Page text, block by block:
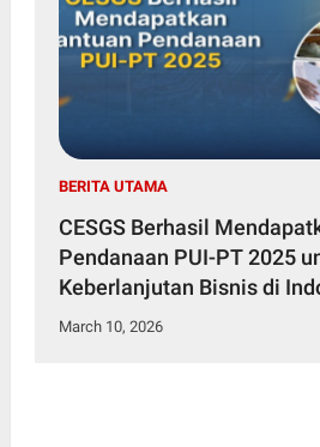
BERITA UTAMA
CESGS Berhasil
Pendanaan PUI-PT 2025
Keberlanjutan Bisnis di
March 10, 2026